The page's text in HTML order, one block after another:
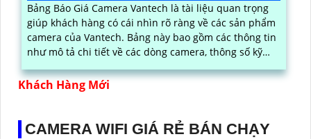
Bảng Báo Giá Camera Vantech là tài liệu quan trọng
giúp khách hàng có cái nhìn rõ ràng về các sản phẩm
camera của Vantech. Bảng này bao gồm các thông tin
như mô tả chi tiết về các dòng camera, thông số kỹ
Khách Hàng Mới
CAMERA WIFI GIÁ RẺ BÁN CHẠY